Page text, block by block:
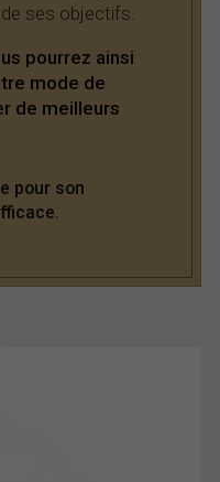
ses objectifs.
pourrez ainsi
mode de
de meilleurs
pour son